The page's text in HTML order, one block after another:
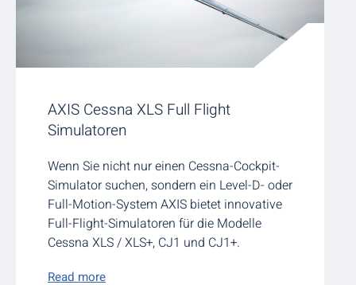
AXIS Cessna XLS Full Flight
Simulatoren
Wenn Sie nicht nur einen Cessna-Cockpit-
Simulator suchen, sondern ein Level-D- oder
Full-Motion-System AXIS bietet innovative
Full-Flight-Simulatoren für die Modelle
Cessna XLS / XLS+, CJ1 und CJ1+.
Read more